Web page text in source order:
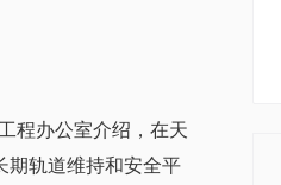
程办公室介绍，在天
期轨道维持和安全平